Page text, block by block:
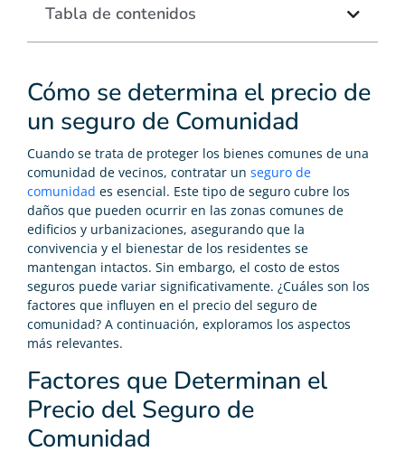
Cómo se determina el precio de
un seguro de Comunidad
Cuando se trata de proteger los bienes comunes de una
comunidad de vecinos, contratar un seguro de
comunidad es esencial. Este tipo de seguro cubre los
daños que pueden ocurrir en las zonas comunes de
edificios y urbanizaciones, asegurando que la
convivencia y el bienestar de los residentes se
mantengan intactos. Sin embargo, el costo de estos
seguros puede variar significativamente. ¿Cuáles son los
factores que influyen en el precio del seguro de
comunidad? A continuación, exploramos los aspectos
más relevantes.
Factores que Determinan el
Precio del Seguro de
Comunidad
Tabla de contenidos